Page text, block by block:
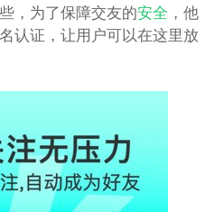
，为了保障交友的安全 ，他
认证，让用户可以在这里放